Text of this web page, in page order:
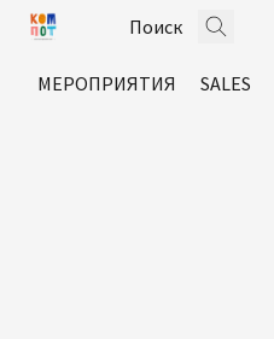
МЕРОПРИЯТИЯ SALES